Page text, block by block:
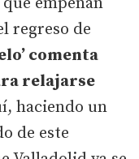
regreso de
comenta
relajarse
haciendo un
de este